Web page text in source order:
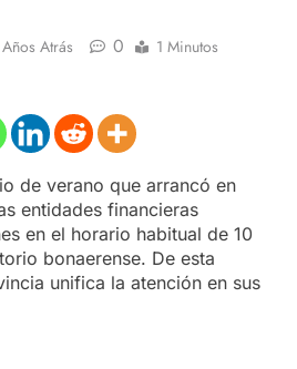
Atrás 0 1 Minutos
de verano que arrancó en
entidades financieras
en el horario habitual de 10
bonaerense. De esta
unifica la atención en sus